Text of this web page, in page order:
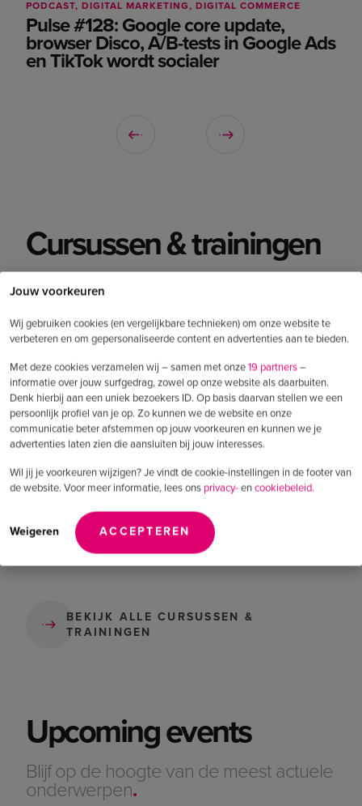
Jouw voorkeuren
Wij gebruiken cookies (en vergelijkbare technieken) om onze website te
verbeteren en om gepersonaliseerde content en advertenties aan te bieden.
Met deze cookies verzamelen wij – samen met onze19 partners–
informatie over jouw surfgedrag, zowel op onze website als daarbuiten.
Denk hierbij aan een uniek bezoekers ID. Op basis daarvan stellen we een
persoonlijk profiel van je op. Zo kunnen we de website en onze
communicatie beter afstemmen op jouw voorkeuren en kunnen we je
advertenties laten zien die aansluiten bij jouw interesses.
Wil jij je voorkeuren wijzigen? Je vindt de cookie-instellingen in de footer van
de website. Voor meer informatie, lees ons privacy-encookiebeleid.
Weigeren ACCEPTEREN
PODCAST DIGITAL MARKETING DIGITAL COMMERCE
Pulse #128: Google core update,
browser Disco, A/B-tests in Google Ads
en TikTok wordt socialer
Cursussen & trainingen
Zet jezelf op voorsprong in de digitale
wereld.
BLENDED, ZOWEL OP LOCATIE ALS ONLINE.
Meerdere startdata
beschikbaar
Digital Recruitment
Basisopleiding
Lees meer
BEKIJK ALLE CURSUSSEN &
TRAININGEN
Upcoming events
Blijf op de hoogte van de meest actuele
onderwerpen.